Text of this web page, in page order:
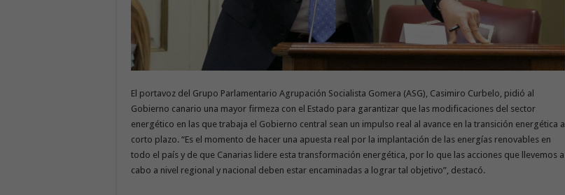
El portavoz del Grupo Parlamentario Agrupación Socialista Gomera (ASG), Casimiro Curbelo, pidió al
Gobierno canario una mayor firmeza con el Estado para garantizar que las modificaciones del sector
energético en las que trabaja el Gobierno central sean un impulso real al avance en la transición energética a
corto plazo. “Es el momento de hacer una apuesta real por la implantación de las energías renovables en
todo el país y de que Canarias lidere esta transformación energética, por lo que las acciones que llevemos a
cabo a nivel regional y nacional deben estar encaminadas a lograr tal objetivo”, destacó.